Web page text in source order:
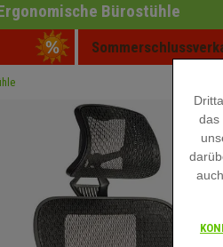
Bürostühle
das